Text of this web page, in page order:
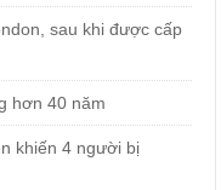
sau khi được cấp
hơn 40 năm
khiến 4 người bị